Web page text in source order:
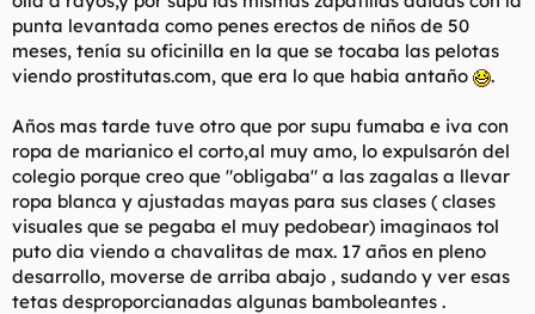
punta levantada como penes erectos de niños de 50
meses, tenía su oficinilla en la que se tocaba las pelotas
viendo prostitutas.com, que era lo que habia antaño
.
Años mas tarde tuve otro que por supu fumaba e iva con
ropa de marianico el corto,al muy amo, lo expulsarón del
colegio porque creo que "obligaba" a las zagalas a llevar
ropa blanca y ajustadas mayas para sus clases ( clases
visuales que se pegaba el muy pedobear) imaginaos tol
puto dia viendo a chavalitas de max. 17 años en pleno
desarrollo, moverse de arriba abajo , sudando y ver esas
tetas desproporcianadas algunas bamboleantes .